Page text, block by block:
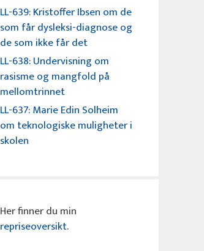
LL-639: Kristoffer Ibsen om de
som får dysleksi-diagnose og
de som ikke får det
LL-638: Undervisning om
rasisme og mangfold på
mellomtrinnet
LL-637: Marie Edin Solheim
om teknologiske muligheter i
skolen
Her finner du min
repriseoversikt.